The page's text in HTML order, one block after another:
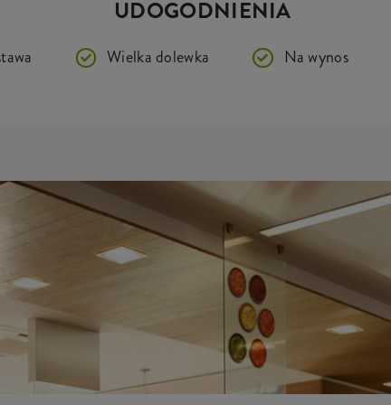
UDOGODNIENIA
Wielka dolewka Na wynos